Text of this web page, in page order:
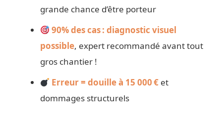
grande chance d’être porteur
90% des cas : diagnostic visuel
possible, expert recommandé avant tout
gros chantier !
Erreur = douille à 15 000 € et
dommages structurels